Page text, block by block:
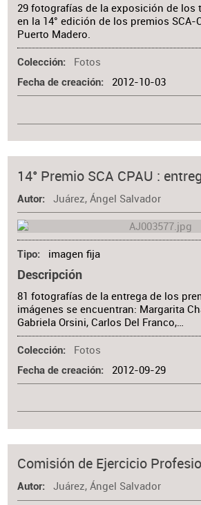
29 fotografías de la exposición de los
en la 14° edición de los premios SCA-
Puerto Madero.
Colección Fotos
Fecha de creación 2012-10-03
14° Premio SCA CPAU :
Autor Juárez, Ángel Salvador
Tipo imagen fija
Descripción
81 fotografías de la entrega de los
imágenes se encuentran: Margarita
Gabriela Orsini, Carlos Del Franco,…
Colección Fotos
Fecha de creación 2012-09-29
Comisión de Ejercicio
Autor Juárez, Ángel Salvador